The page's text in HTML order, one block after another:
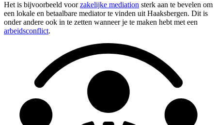
Het is bijvoorbeeld voorzakelijke mediation sterk aan te bevelen om
een lokale en betaalbare mediator te vinden uit Haaksbergen. Dit is
onder andere ook in te zetten wanneer je te maken hebt met een
arbeidsconflict.